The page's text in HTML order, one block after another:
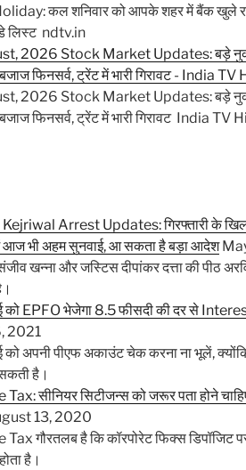
कल शनिवार को आपके शहर में बैंक खुले
लिस्ट ndtv.in
2026 Stock Market Updates: बड़े
फिनसर्व, ट्रेंट में भारी गिरावट - India TV
2026 Stock Market Updates: बड़े
फिनसर्व, ट्रेंट में भारी गिरावट India TV
Arrest Updates: गिरफ्तारी के
आज भी अहम सुनवाई, आ सकता है बड़ा आदेश
खन्ना और जस्टिस दीपांकर दत्ता की पीठ
को EPFO भेजेगा 8.5 फीसदी की दर से
2021
को अपनी पीएफ अकाउंट चेक करना ना भूलें,
है।
सीनियर सिटीजन्स को जरूर पता होने
13, 2020
गौरतलब है कि कॉरपोरेट फिक्स डिपॉजिट
है।